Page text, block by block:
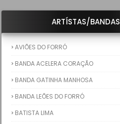
ARTÍSTAS/BANDAS
AVIÕES DO FORRÓ
BANDA ACELERA CORAÇÃO
BANDA GATINHA MANHOSA
BANDA LEÕES DO FORRÓ
BATISTA LIMA